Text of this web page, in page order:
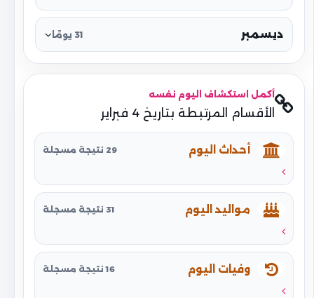
ديسمبر 31 يومًا
أكمل استكشاف اليوم نفسه
الأقسام المرتبطة بتاريخ 4 فبراير
أحداث اليوم 29 نتيجة مسجلة
مواليد اليوم 31 نتيجة مسجلة
وفيات اليوم 16 نتيجة مسجلة